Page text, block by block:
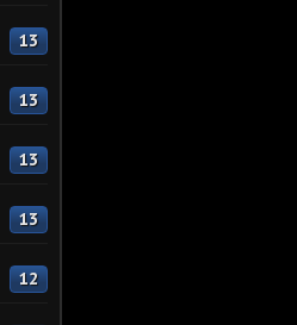
13
13
13
13
12